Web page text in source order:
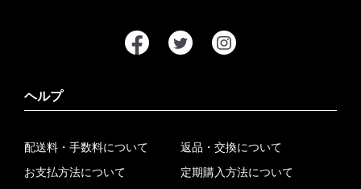
ヘルプ
配送料・手数料について
お支払方法について
返品・交換について
定期購入方法について